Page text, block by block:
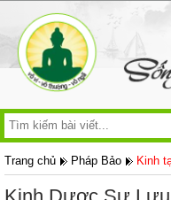
Trang chủ Pháp Bảo Kinh